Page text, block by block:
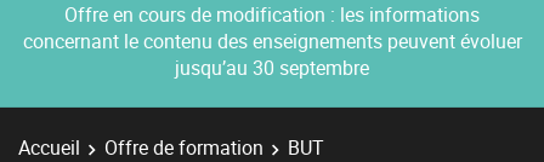
Offre en cours de modification : les informations
concernant le contenu des enseignements peuvent évoluer
jusqu’au 30 septembre
Accueil Offre de formation
BUT